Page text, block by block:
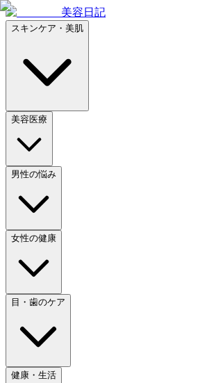
美容日記
スキンケア・美肌
美容医療
男性の悩み
女性の健康
目・歯のケア
健康・生活